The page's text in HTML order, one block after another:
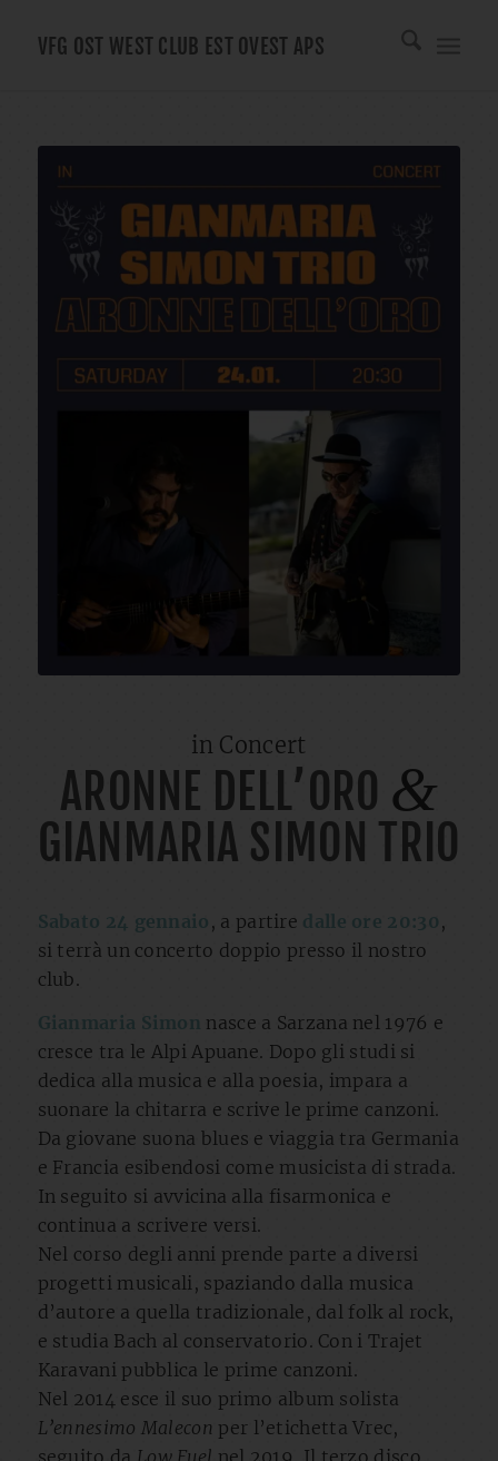
VFG OST WEST CLUB EST OVEST APS
in Concert
ARONNE DELL’ORO &
GIANMARIA SIMON TRIO
Sabato 24 gennaio , a partire dalle ore 20:30 ,
si terrà un concerto doppio presso il nostro
club.
Gianmaria Simon nasce a Sarzana nel 1976 e
cresce tra le Alpi Apuane. Dopo gli studi si
dedica alla musica e alla poesia, impara a
suonare la chitarra e scrive le prime canzoni.
Da giovane suona blues e viaggia tra Germania
e Francia esibendosi come musicista di strada.
In seguito si avvicina alla fisarmonica e
continua a scrivere versi.
Nel corso degli anni prende parte a diversi
progetti musicali, spaziando dalla musica
d’autore a quella tradizionale, dal folk al rock,
e studia Bach al conservatorio. Con i Trajet
Karavani pubblica le prime canzoni.
Nel 2014 esce il suo primo album solista
L’ennesimo Malecon per l’etichetta Vrec,